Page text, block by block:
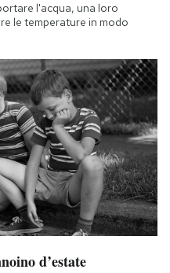
l'acqua, una loro
le temperature in modo
d’estate